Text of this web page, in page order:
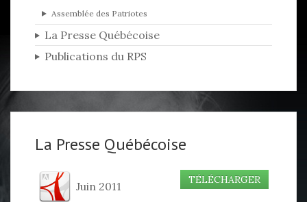
Assemblée des Patriotes
La Presse Québécoise
Publications du RPS
La Presse Québécoise
Juin 2011 TÉLÉCHARGER